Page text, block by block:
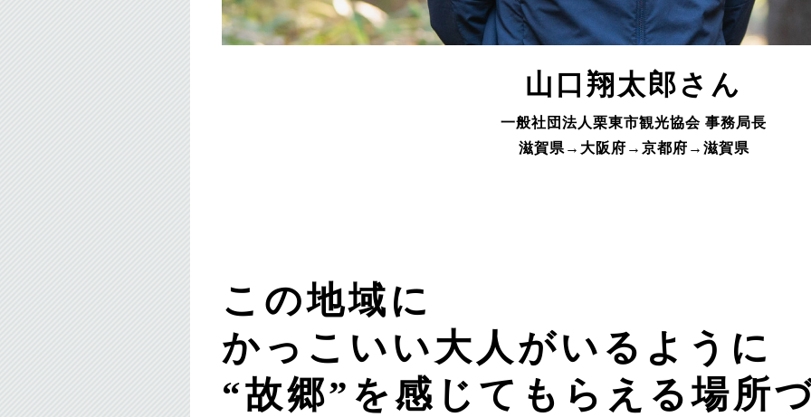
山口翔太郎さん
一般社団法人栗東市観光協会 事務局長
滋賀県→大阪府→京都府→滋賀県
この地域に
かっこいい大人がいるように
“故郷”を感じてもらえる場所